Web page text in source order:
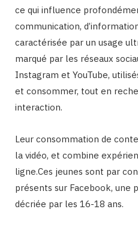
ce qui influence
communication,
caractérisée par un usage
marqué par les réseaux
Instagram et YouTube,
et consommer, tout en
interaction.
Leur consommation de
la vidéo, et combine
ligne.Ces jeunes sont par
présents sur Facebook,
décriée par les 16-18 ans.